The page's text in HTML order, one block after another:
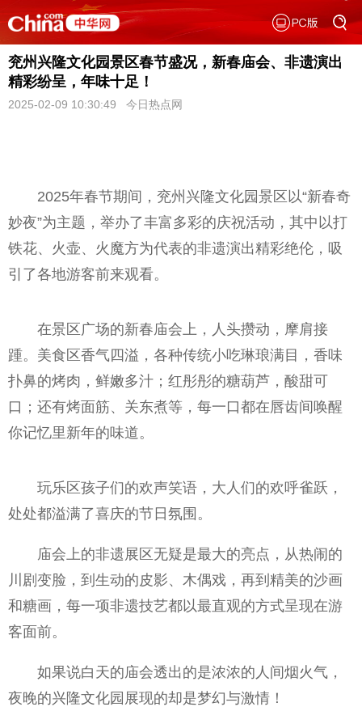
兖州兴隆文化园景区春节盛况，新春庙会、非遗演出
精彩纷呈，年味十足！
2025-02-09 10:30:49 今日热点网
2025年春节期间，兖州兴隆文化园景区以“新春奇
妙夜”为主题，举办了丰富多彩的庆祝活动，其中以打
铁花、火壶、火魔方为代表的非遗演出精彩绝伦，吸
引了各地游客前来观看。
在景区广场的新春庙会上，人头攒动，摩肩接
踵。美食区香气四溢，各种传统小吃琳琅满目，香味
扑鼻的烤肉，鲜嫩多汁；红彤彤的糖葫芦，酸甜可
口；还有烤面筋、关东煮等，每一口都在唇齿间唤醒
你记忆里新年的味道。
玩乐区孩子们的欢声笑语，大人们的欢呼雀跃，
处处都溢满了喜庆的节日氛围。
庙会上的非遗展区无疑是最大的亮点，从热闹的
川剧变脸，到生动的皮影、木偶戏，再到精美的沙画
和糖画，每一项非遗技艺都以最直观的方式呈现在游
客面前。
如果说白天的庙会透出的是浓浓的人间烟火气，
夜晚的兴隆文化园展现的却是梦幻与激情！